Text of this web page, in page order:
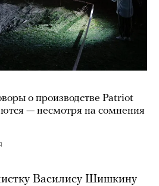
о производстве Patriot
— несмотря на сомнения
Василису Шишкину